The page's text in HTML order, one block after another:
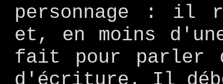
personnage : il
et, en moins
fait pour parler